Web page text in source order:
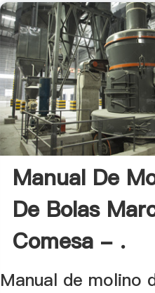
Manual De
De Bolas
Comesa - .
Manual de molino